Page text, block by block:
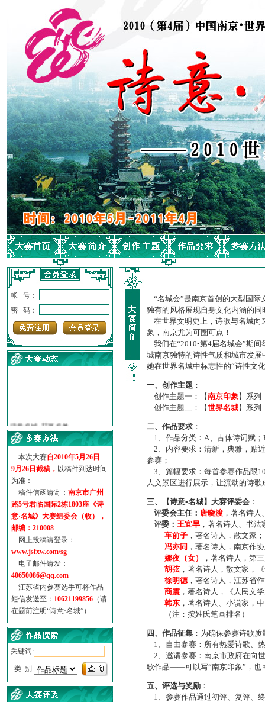
帐 号：
密 码：
·【诗意·名城】地铁展示作...
诗意名城·地铁时间
参赛作品多达5000多首
“诗意·名城”晒诗会
特别通知--致广大诗词爱好...
本次大赛自2010年5月26日—
9月26日截稿， 以稿件到达时间
为准：
稿件信函请寄： 南京市广州
路5号君临国际2栋1803座《诗
意·名城》大赛组委会（收），
邮编：210008
网上投稿请登录：
www.jsfxw.com/sg
电子邮件请发：
40650086@qq.com
江苏省内参赛选手可将作品
短信发送至： 10621199856 （请
在题前注明“诗意·名城”）
关键词:
类 别:
“名城会”是南京首创的大型国际
独有的风格展现自身文化内涵的
在世界文明史上，诗歌与名城向
象，南京尤为可圈可点！
我们在“2010•第4届名城会”期
城南京独特的诗性气质和城市发
她在世界名城中标志性的“诗性文
一、创作主题 ：
创作主题一：【南京印象】系
创作主题二：【世界名城】系
二、作品要求 ：
1、作品分类：A、古体诗词赋；
2、内容要求：清新，典雅，贴
参赛；
3、篇幅要求：每首参赛作品限
人文景区进行展示，让流动的诗
三、【诗意•名城】大赛评委会 ：
评委会主任： 唐晓渡 ，著名诗
评委： 王宜早 ，著名诗人、书
车前子 ，著名诗人，散文家；
冯亦同 ，著名诗人，南京作
娜夜（女）
，著名诗人，第
胡弦，著名诗人，散文家，
徐明德，著名诗人，江苏省
商震 ，著名诗人，《人民文
韩东 ，著名诗人、小说家，
（注：按姓氏笔画排名）
四、作品征集 ：为确保参赛诗歌
1、自由参赛：所有热爱诗歌、
2、邀请参赛：南京市政府在向
歌作品——可以写“南京印象”，也
五、评选与奖励 ：
1、参赛作品通过初评、复评、